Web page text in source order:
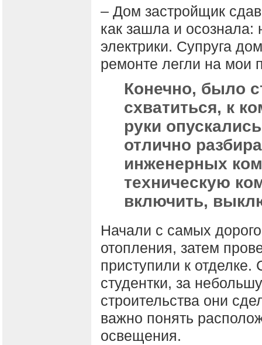
– Дом застройщик
как зашла и осознала:
электрики. Супруга
ремонте легли на мои
Конечно, было
схватиться, к
руки
отлично
инженерных
техническую
включить,
Начали с самых
отопления, затем
приступили к
студентки, за
строительства они
важно понять
освещения.